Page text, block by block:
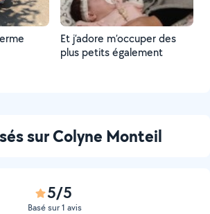
Et j’adore m’occuper des
plus petits également
sur Colyne Monteil
5/5
Basé sur 1 avis